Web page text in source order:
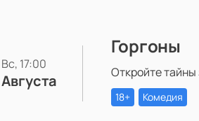
вс, 17:00
Августа
Горгоны
18+ Комедия